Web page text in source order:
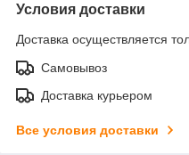
Условия доставки
Доставка осуществляется
Самовывоз
Доставка курьером
Все условия доставки